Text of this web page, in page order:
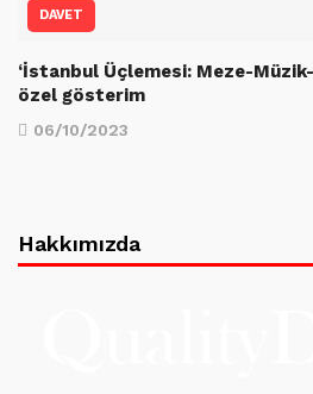
DAVET
‘İstanbul Üçlemesi: Meze-Müzik-
özel gösterim
06/10/2023
Hakkımızda